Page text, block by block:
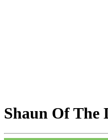
Shaun Of The